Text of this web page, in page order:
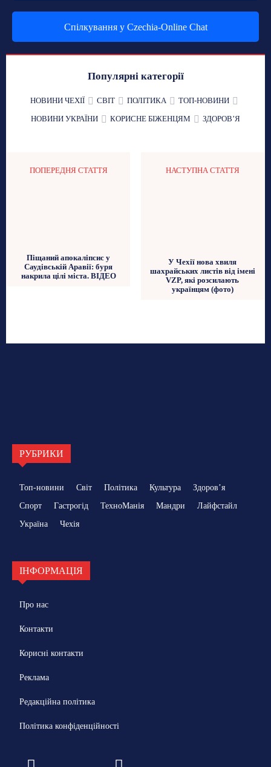
Спілкування у Czechia-Online Chat
Популярні категорії
НОВИНИ ЧЕХІЇ СВІТ ПОЛІТИКА
ТОП-НОВИНИ
НОВИНИ УКРАЇНИ
КОРИСНЕ БІЖЕНЦЯМ ЗДОРОВʼЯ
ПОПЕРЕДНЯ СТАТТЯ
Піщаний апокаліпсис у
Саудівській Аравії: буря
накрила цілі міста. ВІДЕО
НАСТУПНА СТАТТЯ
У Чехії нова хвиля
шахрайських листів від імені
VZP, які розсилають
українцям (фото)
РУБРИКИ
Топ-новини Світ Політика Культура
Здоровʼя
Спорт
Гастрогід ТехноМанія Мандри
Лайфстайл
Україна
Чехія
ІНФОРМАЦІЯ
Про нас
Контакти
Корисні контакти
Реклама
Редакційна політика
Політика конфіденційності